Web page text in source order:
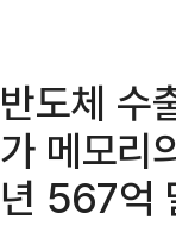
반도체 수
가 메모리
년 567억